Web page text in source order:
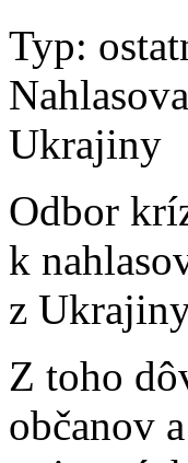
Typ:
Ukrajiny
Odbor
k
z
Z toho
občanov